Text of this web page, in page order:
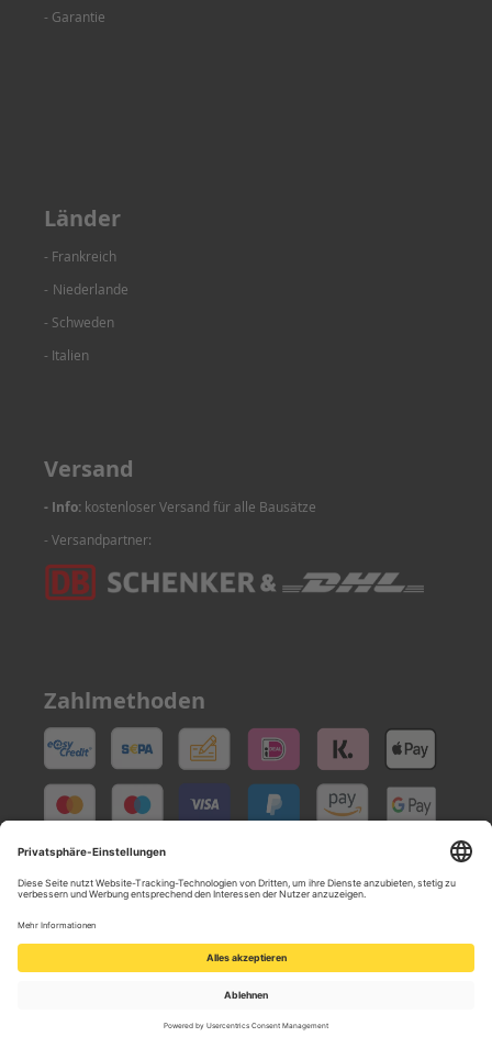
- Garantie
Länder
- Frankreich
- Niederlande
- Schweden
- Italien
Versand
- Info: kostenloser Versand für alle Bausätze
- Versandpartner:
Zahlmethoden